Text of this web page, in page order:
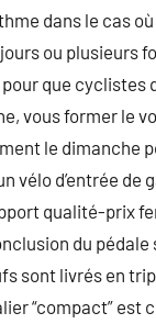
dans le cas
ou plusieurs
que cyclistes
vous former le
le dimanche
vélo d’entrée de
qualité-prix
du pédale
sont livrés en
“compact” est